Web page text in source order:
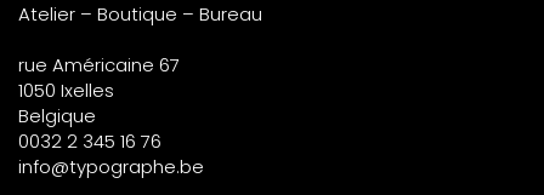
Atelier – Boutique – Bureau
rue Américaine 67
1050 Ixelles
Belgique
0032 2 345 16 76
info@typographe.be